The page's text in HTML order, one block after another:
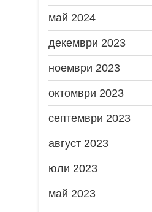
май 2024
декември 2023
ноември 2023
октомври 2023
септември 2023
август 2023
юли 2023
май 2023